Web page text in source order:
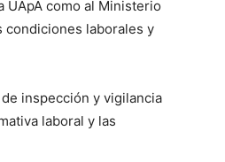
como al Ministerio
condiciones laborales y
inspección y vigilancia
laboral y las